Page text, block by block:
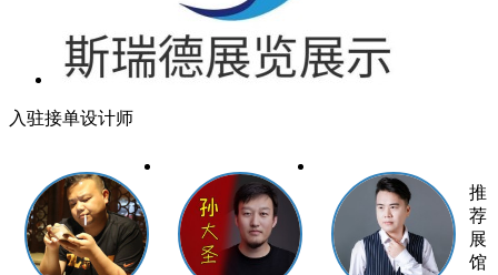
入驻接单设计师
推
荐
展
馆